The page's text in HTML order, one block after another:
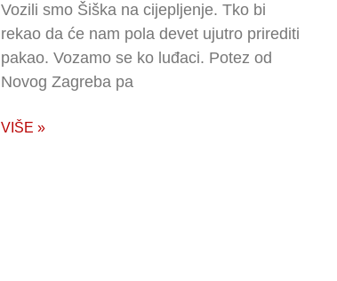
Vozili smo Šiška na cijepljenje. Tko bi
rekao da će nam pola devet ujutro prirediti
pakao. Vozamo se ko luđaci. Potez od
Novog Zagreba pa
VIŠE »